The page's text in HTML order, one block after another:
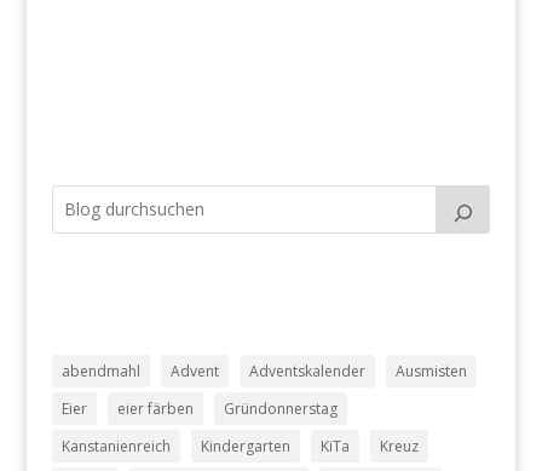
abendmahl Advent Adventskalender
Ausmisten
Eier
eier färben
Gründonnerstag
Kanstanienreich
Kindergarten KiTa
Kreuz